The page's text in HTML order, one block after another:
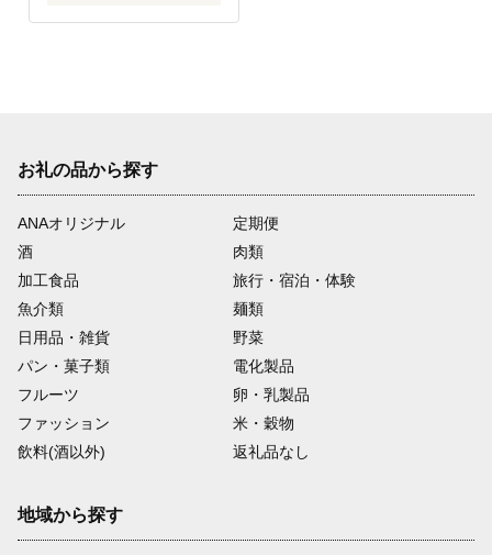
お礼の品から探す
ANAオリジナル
定期便
酒
肉類
加工食品
旅行・宿泊・体験
魚介類
麺類
日用品・雑貨
野菜
パン・菓子類
電化製品
フルーツ
卵・乳製品
ファッション
米・穀物
飲料(酒以外)
返礼品なし
地域から探す